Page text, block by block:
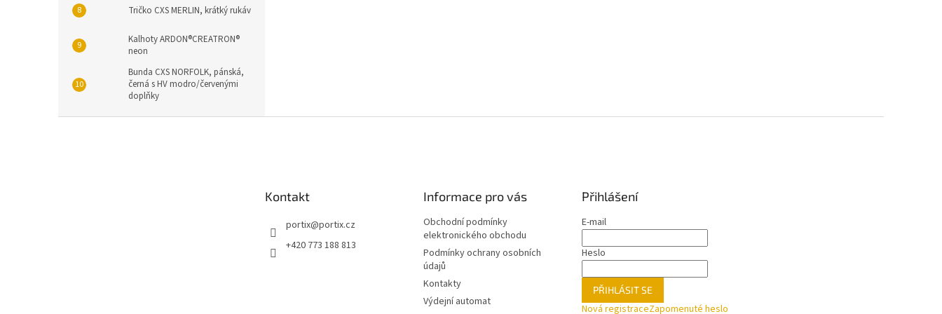
Tričko CXS MERLIN, krátký rukáv
Kalhoty ARDON®CREATRON®
neon
Bunda CXS NORFOLK, pánská,
černá s HV modro/červenými
doplňky
Kontakt
portix@portix.cz
+420 773 188 813
Informace pro vás
Obchodní podmínky
elektronického obchodu
Podmínky ochrany osobních
údajů
Kontakty
Výdejní automat
Přihlášení
E-mail
Heslo
PŘIHLÁSIT SE
Nová registraceZapomenuté heslo